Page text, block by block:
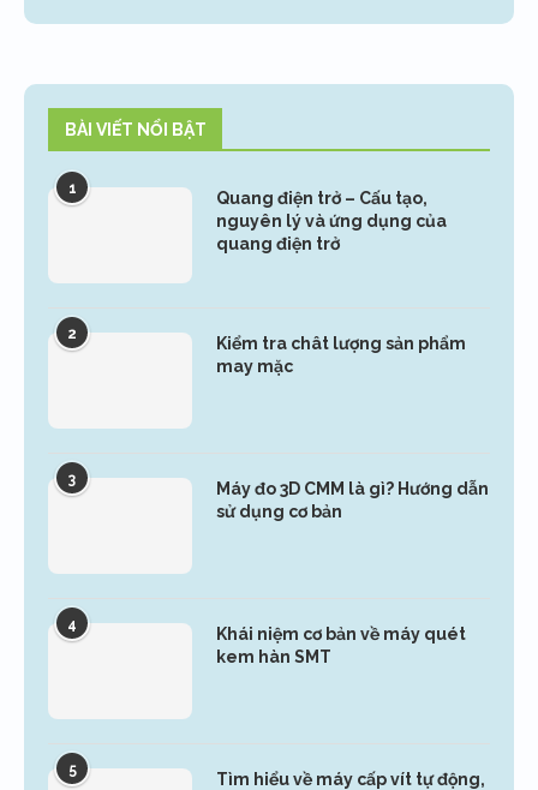
BÀI VIẾT NỔI BẬT
1
Quang điện trở – Cấu tạo,
nguyên lý và ứng dụng của
quang điện trở
2
Kiểm tra chât lượng sản phẩm
may mặc
3
Máy đo 3D CMM là gì? Hướng dẫn
sử dụng cơ bản
4
Khái niệm cơ bản về máy quét
kem hàn SMT
5
Tìm hiểu về máy cấp vít tự động,